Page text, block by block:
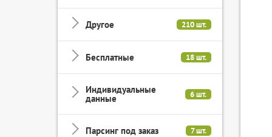
Другое 210 шт.
Бесплатные 18 шт.
Индивидуальные
данные 6 шт.
Парсинг под заказ 7 шт.